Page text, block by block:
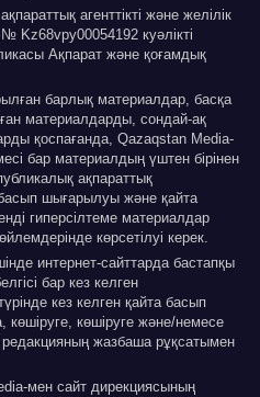
агенттікті және желілік
куәлікті
Ақпарат және қоғамдық
барлық материалдар, басқа
материалдарды, сондай-ақ
қоспағанда, Qazaqstan Media-
бар материалдың үштен бірінен
ақпараттық
басып шығарылуы және қайта
гиперсілтеме материалдар
көрсетілуі керек.
интернет-сайттарда бастапқы
бар кез келген
кез келген қайта басып
көшіруге, көшіруге және/немесе
редакцияның жазбаша рұқсатымен
мен сайт дирекциясының